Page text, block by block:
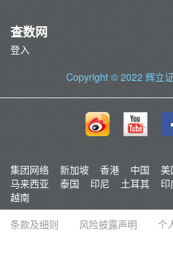
查数网
登入
Copyright © 2022 辉立
集团网络 新加坡 香港 中国 美
马来西亚
泰国 印尼 土耳其 印
越南
条款及细则
风险披露声明 个